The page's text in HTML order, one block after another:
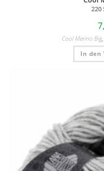
220
Cool Merino Big,
In den